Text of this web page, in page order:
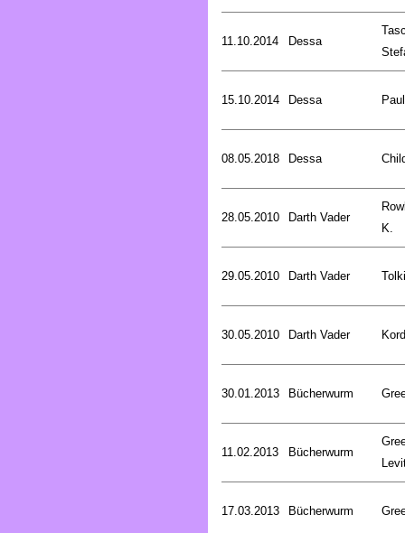
11.10.2014 Dessa
15.10.2014 Dessa
08.05.2018 Dessa
28.05.2010 Darth Vader
K.
29.05.2010 Darth Vader
30.05.2010 Darth Vader
30.01.2013 Bücherwurm
11.02.2013 Bücherwurm
17.03.2013 Bücherwurm